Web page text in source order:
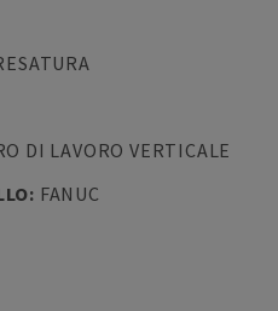
DI LAVORO VERTICALE
: FANUC